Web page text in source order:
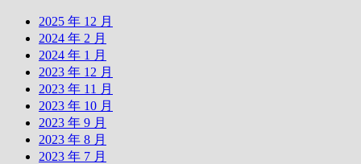
2025 年 12 月
2024 年 2 月
2024 年 1 月
2023 年 12 月
2023 年 11 月
2023 年 10 月
2023 年 9 月
2023 年 8 月
2023 年 7 月